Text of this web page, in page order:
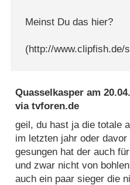
Meinst Du das hier?
(http://www.clipfish.de/
Quasselkasper am
viatvforen.de
geil, du hast ja die totale
im letzten jahr oder
gesungen hat der auch
und zwar nicht von
auch ein paar sieger die